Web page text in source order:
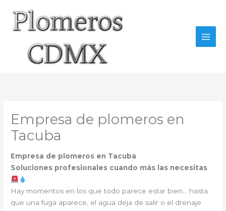
contenido
Empresa de plomeros en
Tacuba
Empresa de plomeros en Tacuba
Soluciones profesionales cuando más las necesitas
Hay momentos en los que todo parece estar bien… hasta
que una fuga aparece, el agua deja de salir o el drenaje